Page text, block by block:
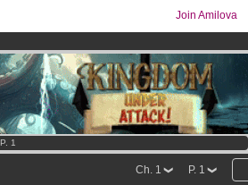
Join Amilova
P. 1
P. 1
Ch. 1